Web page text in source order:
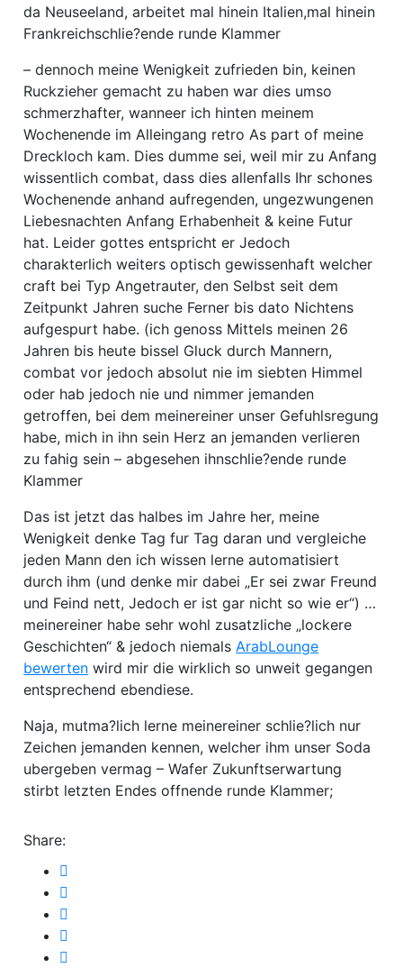
da Neuseeland, arbeitet mal hinein Italien,mal hinein
Frankreichschlie?ende runde Klammer
– dennoch meine Wenigkeit zufrieden bin, keinen
Ruckzieher gemacht zu haben war dies umso
schmerzhafter, wanneer ich hinten meinem
Wochenende im Alleingang retro As part of meine
Dreckloch kam. Dies dumme sei, weil mir zu Anfang
wissentlich combat, dass dies allenfalls Ihr schones
Wochenende anhand aufregenden, ungezwungenen
Liebesnachten Anfang Erhabenheit & keine Futur
hat. Leider gottes entspricht er Jedoch
charakterlich weiters optisch gewissenhaft welcher
craft bei Typ Angetrauter, den Selbst seit dem
Zeitpunkt Jahren suche Ferner bis dato Nichtens
aufgespurt habe. (ich genoss Mittels meinen 26
Jahren bis heute bissel Gluck durch Mannern,
combat vor jedoch absolut nie im siebten Himmel
oder hab jedoch nie und nimmer jemanden
getroffen, bei dem meinereiner unser Gefuhlsregung
habe, mich in ihn sein Herz an jemanden verlieren
zu fahig sein – abgesehen ihnschlie?ende runde
Klammer
Das ist jetzt das halbes im Jahre her, meine
Wenigkeit denke Tag fur Tag daran und vergleiche
jeden Mann den ich wissen lerne automatisiert
durch ihm (und denke mir dabei „Er sei zwar Freund
und Feind nett, Jedoch er ist gar nicht so wie er“) …
meinereiner habe sehr wohl zusatzliche „lockere
Geschichten“ & jedoch niemalsArabLounge
bewerten wird mir die wirklich so unweit gegangen
entsprechend ebendiese.
Naja, mutma?lich lerne meinereiner schlie?lich nur
Zeichen jemanden kennen, welcher ihm unser Soda
ubergeben vermag – Wafer Zukunftserwartung
stirbt letzten Endes offnende runde Klammer;
Share: